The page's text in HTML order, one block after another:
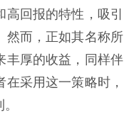
回报的特性，吸引
然而，正如其名称所
丰厚的收益，同样伴
采用这一策略时，